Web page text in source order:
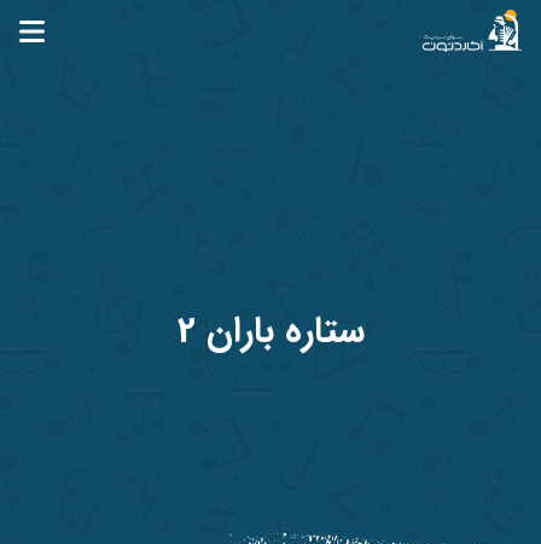
آکاردئون
ستاره باران 2